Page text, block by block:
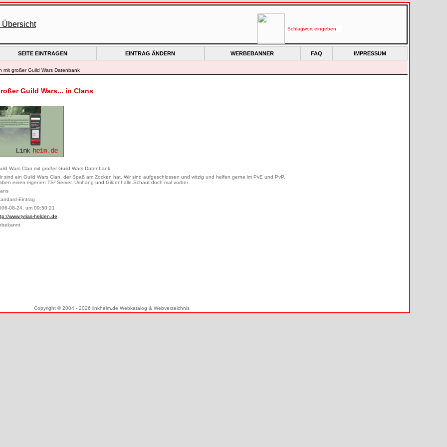
SEITE EINTRAGEN EINTRAG ÄNDERN WERBEBANNER FAQ IMPRESSUM
mit großer Guild Wars Datenbank
Guild Wars... in Clans
Wars Clan mit großer Guild Wars Datenbank
sind ein Guild Wars Clan, der Spaß am Zocken hat. Wir sind aufgeschlossen und witzig und helfen gerne im PvE und PvP.
einen eigenen TS² Server, Umhang und Gildenhalle.Schaut doch mal vorbei
Eintrag
08-24, um 09:50:21
www.tyrias-helden.de
Copyright © 2004 - 2026 linkheim.de Webkatalog & Webverzeichnis